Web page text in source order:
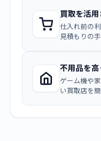
買取を活
仕入れ前の
見積もりの
不用品を
ゲーム機や
い買取店を